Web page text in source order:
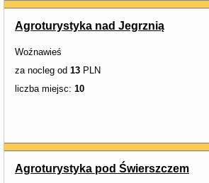
Agroturystyka nad Jegrznią
Woźnawieś
za nocleg od 13 PLN
liczba miejsc: 10
Agroturystyka pod Świerszczem